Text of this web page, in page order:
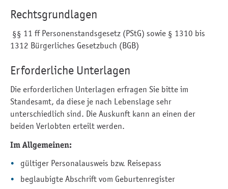
Rechtsgrundlagen
§§ 11 ff Personenstandsgesetz (PStG) sowie § 1310 bis
1312 Bürgerliches Gesetzbuch (BGB)
Erforderliche Unterlagen
Die erforderlichen Unterlagen erfragen Sie bitte im
Standesamt, da diese je nach Lebenslage sehr
unterschiedlich sind. Die Auskunft kann an einen der
beiden Verlobten erteilt werden.
Im Allgemeinen:
gültiger Personalausweis bzw. Reisepass
beglaubigte Abschrift vom Geburtenregister